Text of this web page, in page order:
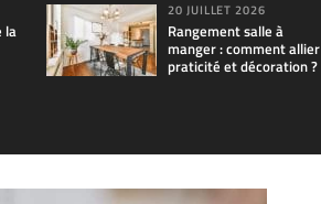
la
20 JUILLET 2026
Rangement salle à
manger : comment allier
praticité et décoration ?